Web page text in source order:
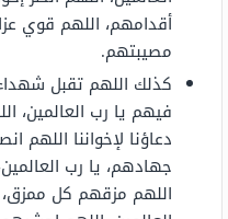
أقدامهم، اللهم قوي
مصيبتهم.
كذلك اللهم تقبل
فيهم يا رب العالمين،
دعاؤنا لإخواننا اللهم
جهادهم، يا رب
اللهم مزقهم كل